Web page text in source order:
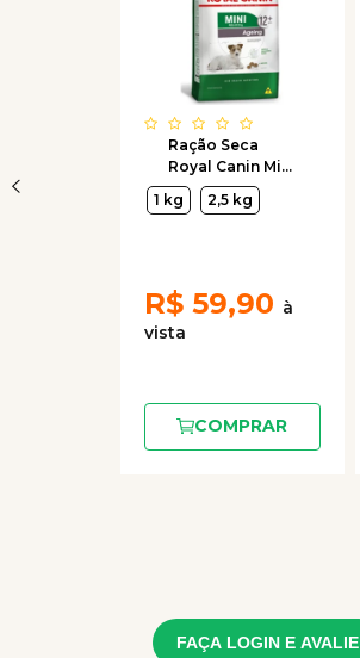
Ração Seca
Royal Canin Mini
Ageing 12+ para
Cães Idosos de
1 kg 2,5 kg
R$ 59,90
COMPRAR
FAÇA LOGIN E AVALIE